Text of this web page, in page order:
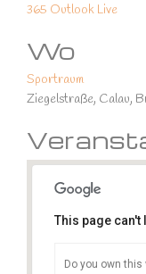
365 Outlook Live
Wo
Sportraum
Ziegelstraße, Calau,
This page
Do you own this